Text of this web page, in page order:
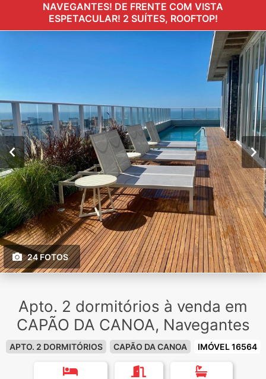
NAVEGANTES! DE FRENTE COM VISTA
ESPETACULAR! 2 SUÍTES, ROOFTOP!
24 FOTOS
Apto. 2 dormitórios à venda em
CAPÃO DA CANOA, Navegantes
APTO. 2 DORMITÓRIOS CAPÃO DA CANOA IMÓVEL 16564